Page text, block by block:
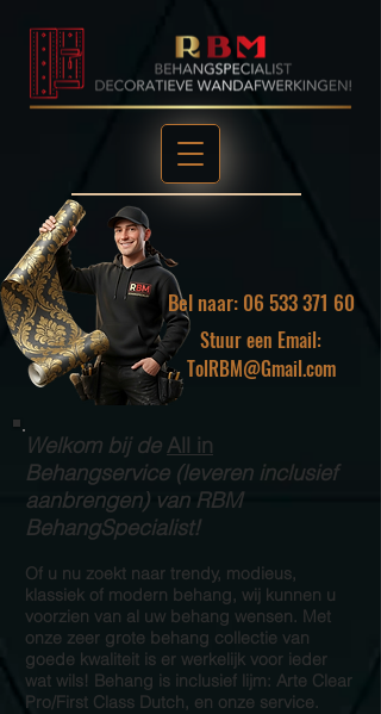
Stuur een Email:
TolRBM@Gmail.com
Bel naar: 06 533 371 60
Welkom bij deAll in
Behangservice (leveren inclusief
aanbrengen) van RBM
BehangSpecialist!
Of u nu zoekt naar trendy, modieus,
klassiek of modern behang, wij kunnen u
voorzien van al uw behang wensen. Met
onze zeer grote behang collectie van
goede kwaliteit is er werkelijk voor ieder
wat wils! Behang is inclusief lijm: Arte Clear
Pro/First Class Dutch, en onze service.